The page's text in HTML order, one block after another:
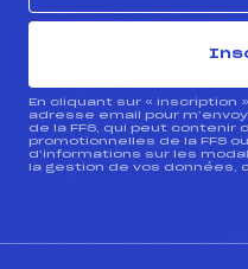
En cliquant sur « inscription
adresse email pour
de la FFS, qui peut
promotionnelles de la FFS
d’informations sur les
la gestion de vos données,